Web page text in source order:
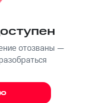
отозваны —